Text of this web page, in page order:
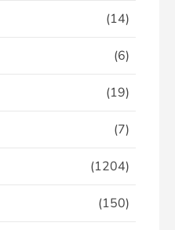
(14)
(6)
(19)
(7)
(1204)
(150)